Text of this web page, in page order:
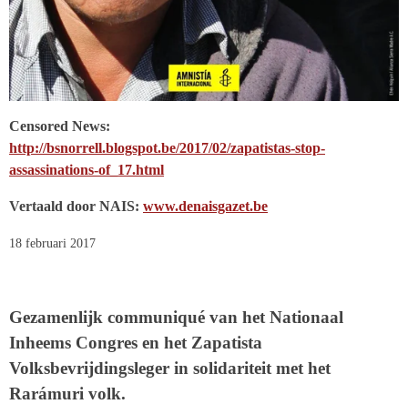
Censored News:
http://bsnorrell.blogspot.be/2017/02/zapatistas-stop-
assassinations-of_17.html
Vertaald door NAIS: www.denaisgazet.be
18 februari 2017
Gezamenlijk communiqué van het Nationaal
Inheems Congres en het Zapatista
Volksbevrijdingsleger in solidariteit met het
Rarámuri volk.